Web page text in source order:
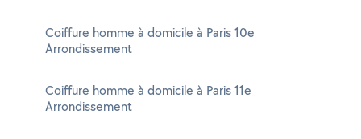
Coiffure homme à domicile à Paris 10e
Arrondissement
Coiffure homme à domicile à Paris 11e
Arrondissement